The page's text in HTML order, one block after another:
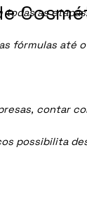
todas as
fórmulas até
contar
possibilita